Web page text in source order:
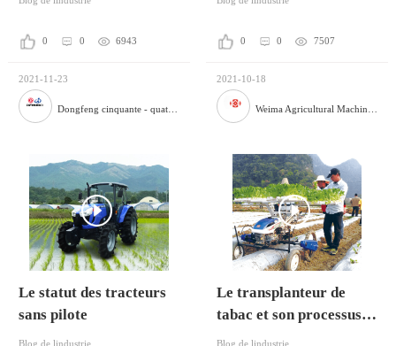
0 0 6943
2021-11-23
Dongfeng cinquante - quatre machines agricoles Co., Ltd
0 0 7507
2021-10-18
Le statut des tracteurs
sans pilote
Blog de lindustrie
Le transplanteur de
tabac et son processus
de plantation
Blog de lindustrie